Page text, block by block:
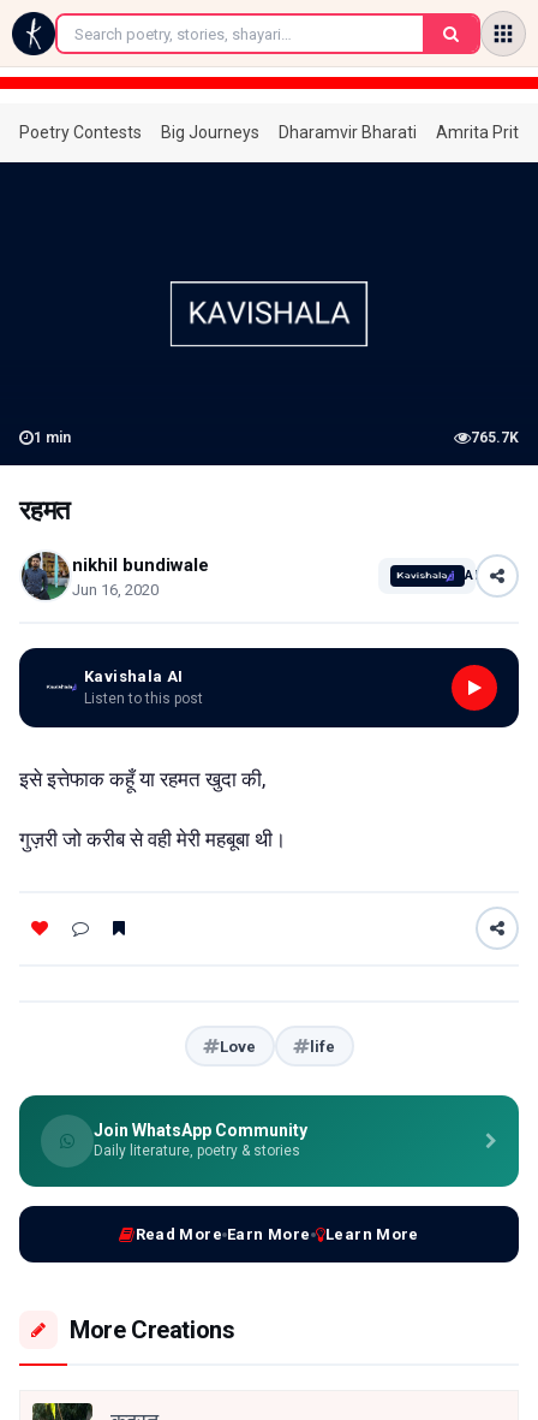
←
Poetry Contests Big Journeys Dharamvir Bharati Amrita
1 min 765.7K
रहमत
nikhil bundiwale
Jun 16, 2020
AI
Kavishala AI
Listen to this post
इसे इत्तेफाक कहूँ या रहमत खुदा की,
गुज़री जो करीब से वही मेरी महबूबा थी।
Love life
Join WhatsApp Community
Daily literature, poetry & stories
Read More Earn More Learn More
More Creations